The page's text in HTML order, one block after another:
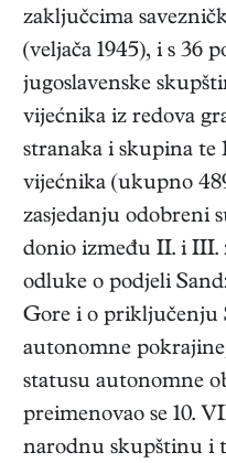
zaključcima
(veljača 1945), i s 36
jugoslavenske
vijećnika iz redova
stranaka i skupina te
vijećnika (ukupno
zasjedanju odobreni
donio između II. i III.
odluke o podjeli
Gore i o priključenju
autonomne
statusu autonomne
preimenovao se 10.
narodnu skupštinu i